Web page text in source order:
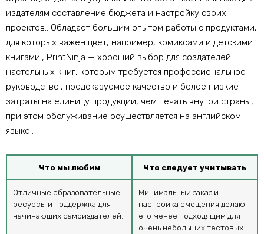
издателям составление бюджета и настройку своих
проектов.. Обладает большим опытом работы с продуктами,
для которых важен цвет, например, комиксами и детскими
книгами., PrintNinja — хороший выбор для создателей
настольных книг, которым требуется профессиональное
руководство., предсказуемое качество и более низкие
затраты на единицу продукции, чем печать внутри страны,
при этом обслуживание осуществляется на английском
языке..
Что мы любим Что следует учитывать
Отличные образовательные
ресурсы и поддержка для
начинающих самоиздателей..
Минимальный заказ и
настройка смещения делают
его менее подходящим для
очень небольших тестовых